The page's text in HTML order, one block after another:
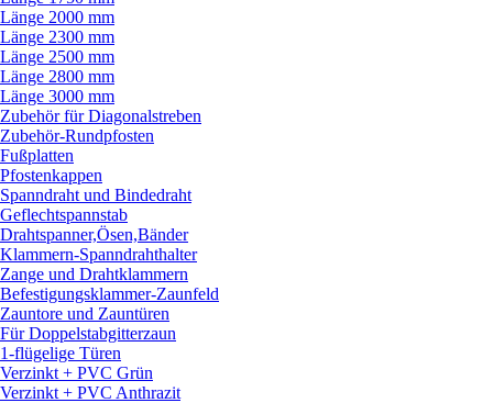
Länge 2000 mm
Länge 2300 mm
Länge 2500 mm
Länge 2800 mm
Länge 3000 mm
Zubehör für Diagonalstreben
Zubehör-Rundpfosten
Fußplatten
Pfostenkappen
Spanndraht und Bindedraht
Geflechtspannstab
Drahtspanner,Ösen,Bänder
Klammern-Spanndrahthalter
Zange und Drahtklammern
Befestigungsklammer-Zaunfeld
Zauntore und Zauntüren
Für Doppelstabgitterzaun
1-flügelige Türen
Verzinkt + PVC Grün
Verzinkt + PVC Anthrazit